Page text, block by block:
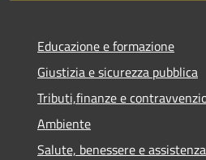
Educazione e formazione
Giustizia e sicurezza pubblica
Tributi,finanze e
Ambiente
Salute, benessere e assistenza